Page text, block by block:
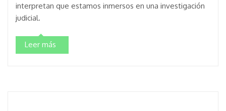
interpretan que estamos inmersos en una investigación
judicial.
Leer más